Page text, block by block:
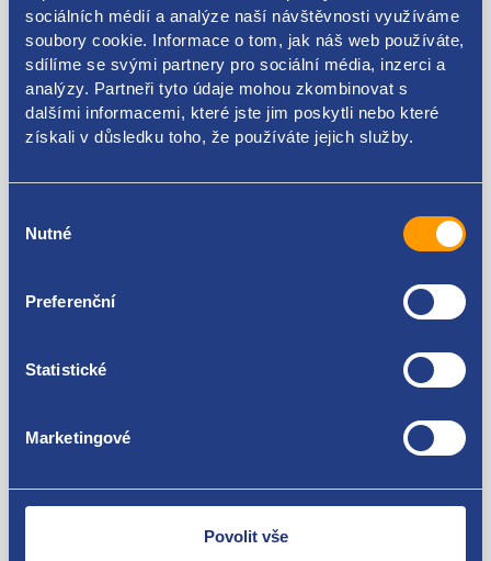
sociálních médií a analýze naší návštěvnosti využíváme
soubory cookie. Informace o tom, jak náš web používáte,
sdílíme se svými partnery pro sociální média, inzerci a
analýzy. Partneři tyto údaje mohou zkombinovat s
dalšími informacemi, které jste jim poskytli nebo které
získali v důsledku toho, že používáte jejich služby.
souhlasu
Nutné
Preferenční
Statistické
Marketingové
Povolit vše
Kódy produktu
1T0807393D
Nejste spokojeni? Vyřešíme to!